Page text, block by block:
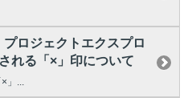
ロジェクトエクスプロ
れる「×」印について
」...